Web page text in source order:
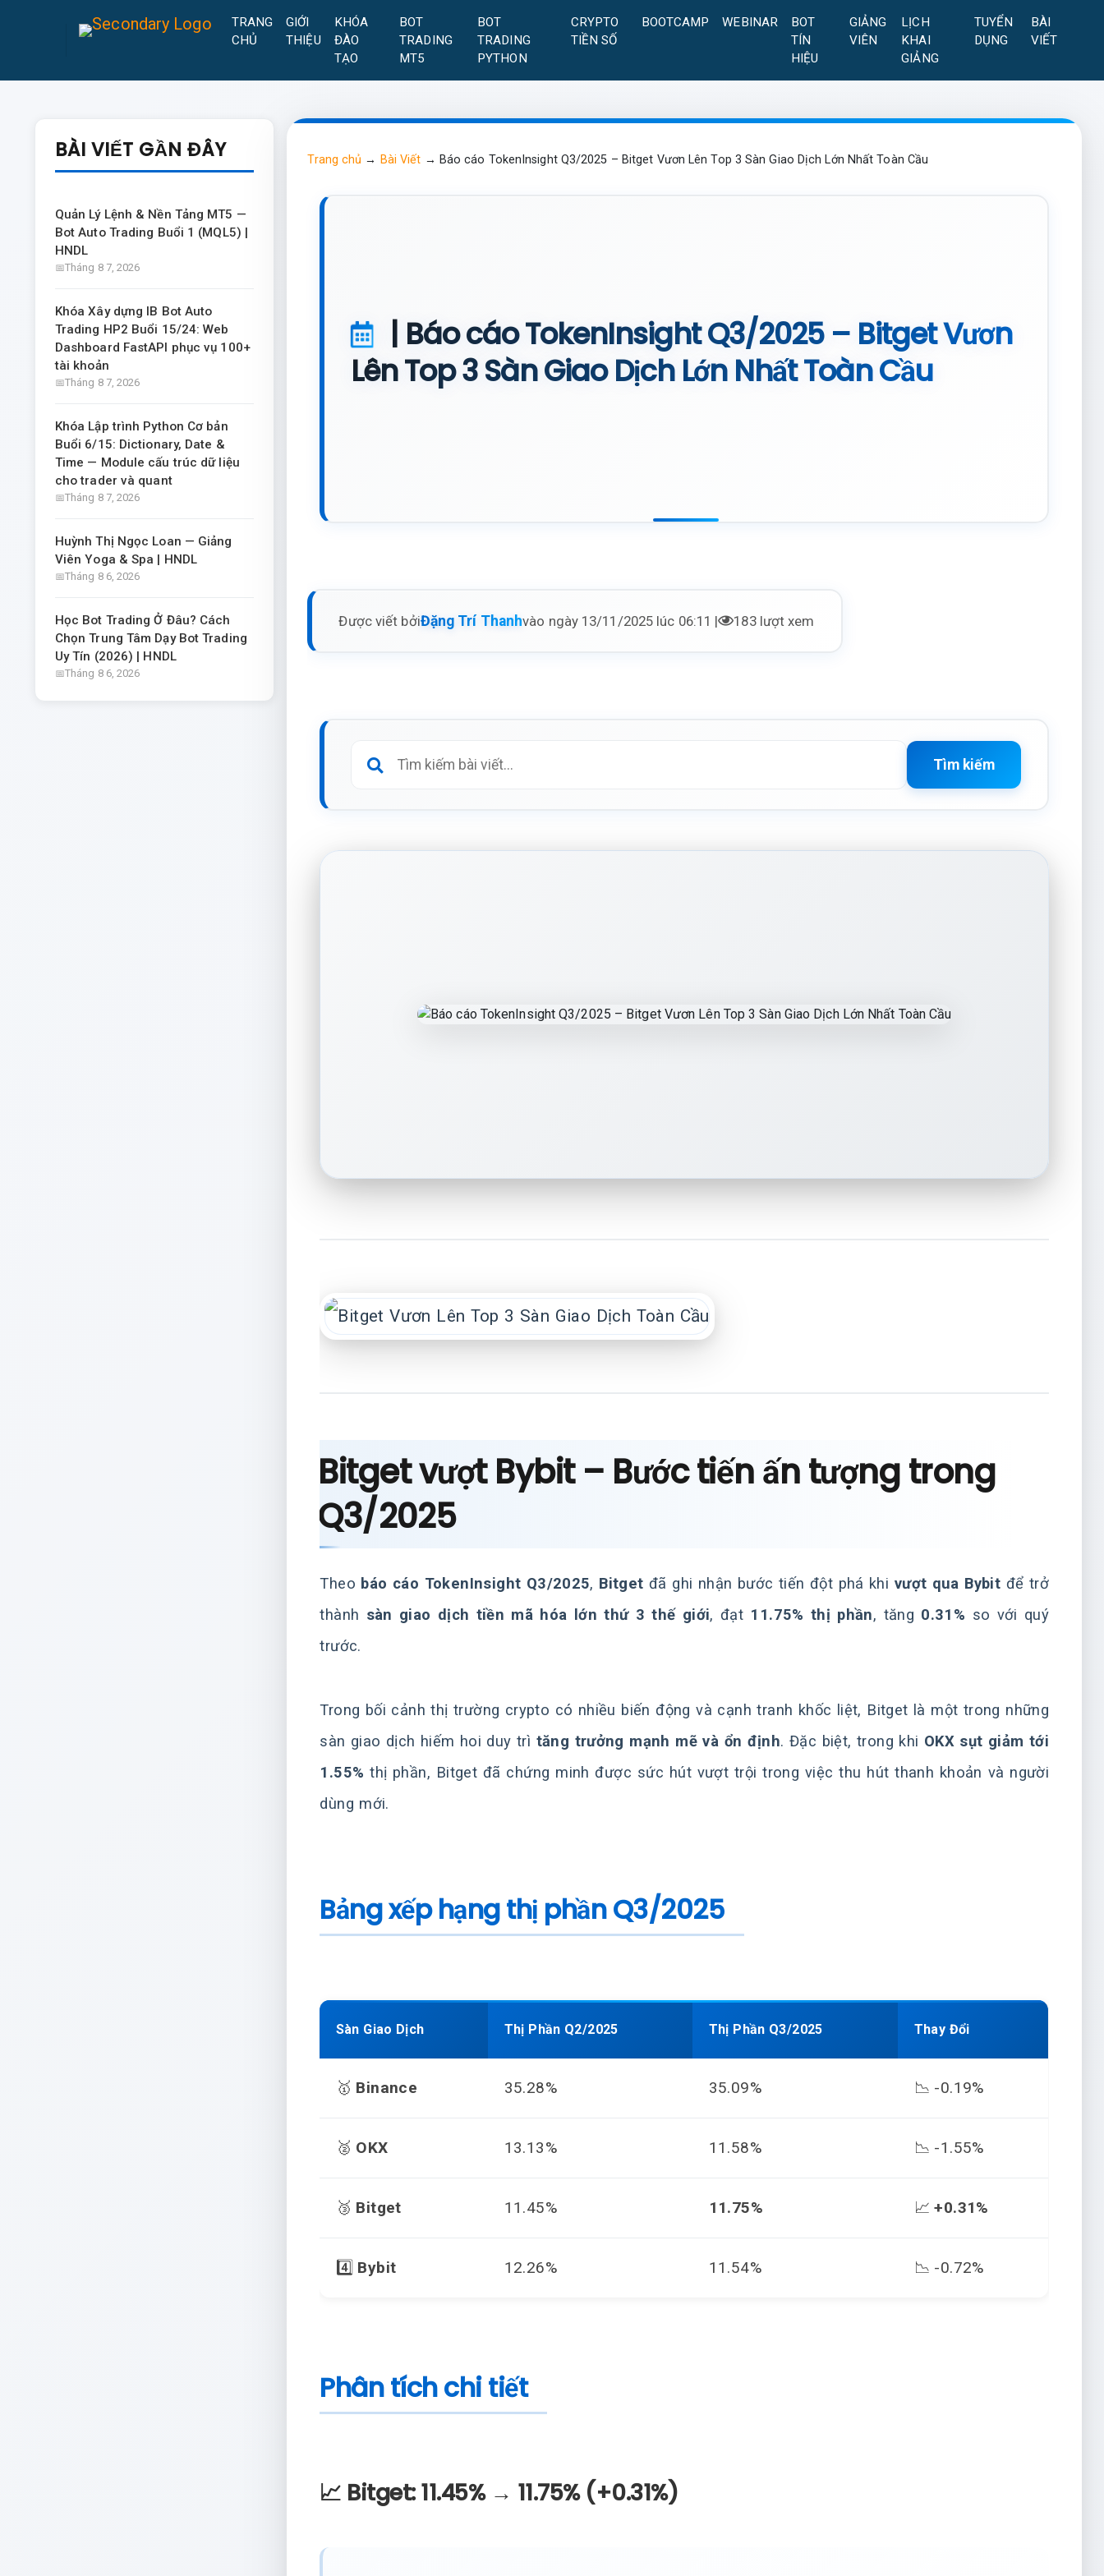
TRANG
CHỦ
GIỚI
THIỆU
KHÓA
ĐÀO
TẠO
BOT
TRADING
MT5
BOT
TRADING
PYTHON
CRYPTO
TIỀN SỐ
BOOTCAMP WEBINAR
BOT
TÍN
HIỆU
GIẢNG
VIÊN
LỊCH
KHAI
GIẢNG
TUYỂN
DỤNG
BÀI
VIẾT
BÀI VIẾT GẦN ĐÂY
Quản Lý Lệnh & Nền Tảng MT5 —
Bot Auto Trading Buổi 1 (MQL5) |
HNDL
Tháng 8 7, 2026
Khóa Xây dựng IB Bot Auto
Trading HP2 Buổi 15/24: Web
Dashboard FastAPI phục vụ 100+
tài khoản
Tháng 8 7, 2026
Khóa Lập trình Python Cơ bản
Buổi 6/15: Dictionary, Date &
Time — Module cấu trúc dữ liệu
cho trader và quant
Tháng 8 7, 2026
Huỳnh Thị Ngọc Loan — Giảng
Viên Yoga & Spa | HNDL
Tháng 8 6, 2026
Học Bot Trading Ở Đâu? Cách
Chọn Trung Tâm Dạy Bot Trading
Uy Tín (2026) | HNDL
Tháng 8 6, 2026
Trang chủ → Bài Viết → Báo cáo TokenInsight Q3/2025 – Bitget Vươn Lên Top 3 Sàn Giao Dịch Lớn Nhất Toàn Cầu
| Báo cáo TokenInsight Q3/2025 – Bitget Vươn
Lên Top 3 Sàn Giao Dịch Lớn Nhất Toàn Cầu
Được viết bởiĐặng Trí Thanhvào ngày 13/11/2025 lúc 06:11 | 183 lượt xem
Tìm kiếm
Bitget vượt Bybit – Bước tiến ấn tượng trong
Q3/2025
Theo báo cáo TokenInsight Q3/2025, Bitget đã ghi nhận bước tiến đột phá khi vượt qua Bybit để trở
thành sàn giao dịch tiền mã hóa lớn thứ 3 thế giới, đạt 11.75% thị phần, tăng 0.31% so với quý
trước.
Trong bối cảnh thị trường crypto có nhiều biến động và cạnh tranh khốc liệt, Bitget là một trong những
sàn giao dịch hiếm hoi duy trì tăng trưởng mạnh mẽ và ổn định. Đặc biệt, trong khi OKX sụt giảm tới
1.55% thị phần, Bitget đã chứng minh được sức hút vượt trội trong việc thu hút thanh khoản và người
dùng mới.
Bảng xếp hạng thị phần Q3/2025
Sàn Giao Dịch Thị Phần Q2/2025 Thị Phần Q3/2025 Thay Đổi
🥇 Binance 35.28% 35.09% 📉 -0.19%
🥈 OKX 13.13% 11.58% 📉 -1.55%
🥉 Bitget 11.45% 11.75% 📈+0.31%
4️⃣ Bybit 12.26% 11.54% 📉 -0.72%
Phân tích chi tiết
📈 Bitget: 11.45% → 11.75% (+0.31%)